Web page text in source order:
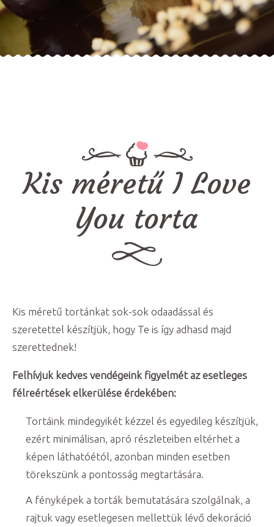
Kis méretű I Love
You torta
Kis méretű tortánkat sok-sok odaadással és
szeretettel készítjük, hogy Te is így adhasd majd
szerettednek!
Felhívjuk kedves vendégeink figyelmét az esetleges
félreértések elkerülése érdekében:
Tortáink mindegyikét kézzel és egyedileg készítjük,
ezért minimálisan, apró részleteiben eltérhet a
képen láthatóétól, azonban minden esetben
törekszünk a pontosság megtartására.
A fényképek a torták bemutatására szolgálnak, a
rajtuk vagy esetlegesen mellettük lévő dekoráció